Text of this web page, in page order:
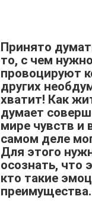
Принято
то, с чем
провоцируют
других
хватит! Как
думает
мире чувств и
самом деле
Для этого
осознать, что
кто такие
преимущества.